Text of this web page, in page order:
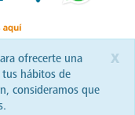
x
ofrecerte una
tus hábitos de
consideramos que